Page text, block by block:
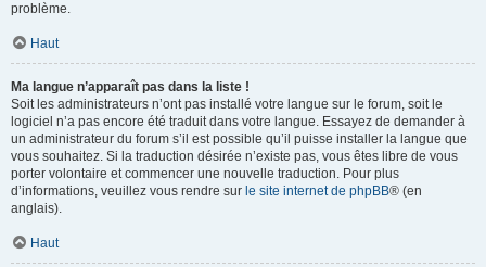
problème.
Haut
Ma langue n’apparaît pas dans la liste !
Soit les administrateurs n’ont pas installé votre langue sur le forum, soit le
logiciel n’a pas encore été traduit dans votre langue. Essayez de demander à
un administrateur du forum s’il est possible qu’il puisse installer la langue que
vous souhaitez. Si la traduction désirée n’existe pas, vous êtes libre de vous
porter volontaire et commencer une nouvelle traduction. Pour plus
d’informations, veuillez vous rendre sur le site internet de phpBB® (en
anglais).
Haut